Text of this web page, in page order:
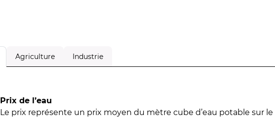
Agriculture Industrie
Prix de l’eau
Le prix représente un prix moyen du mètre cube d’eau potable sur le